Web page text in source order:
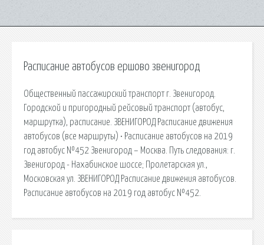
Расписание автобусов ершово звенигород
Общественный пассажирский транспорт г. Звенигород.
Городской и пригородный рейсовый транспорт (автобус,
маршрутка), расписание. ЗВЕНИГОРОД Расписание движения
автобусов (все маршруты) • Расписание автобусов на 2019
год автобус №452 Звенигород – Москва. Путь следования: г.
Звенигород - Нахабинское шоссе; Пролетарская ул.,
Московская ул. ЗВЕНИГОРОД Расписание движения автобусов.
Расписание автобусов на 2019 год автобус №452.